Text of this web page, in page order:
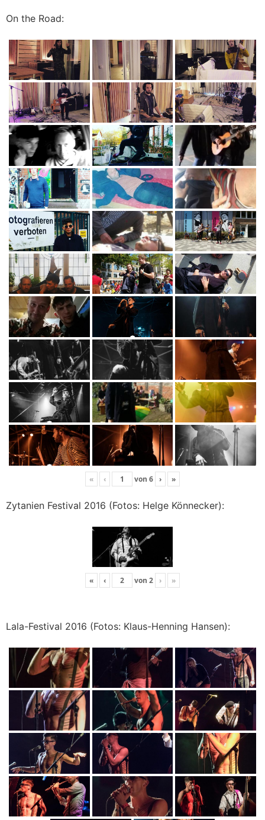
On the Road:
« ‹ von 6 › »
Zytanien Festival 2016 (Fotos: Helge Könnecker):
« ‹ von 2 › »
Lala-Festival 2016 (Fotos: Klaus-Henning Hansen):